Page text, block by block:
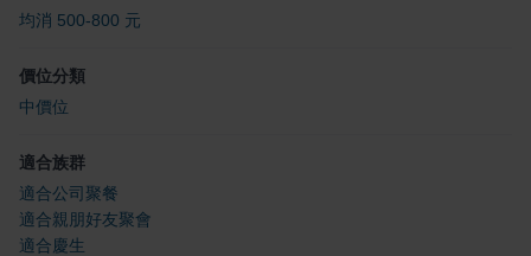
均消 500-800 元
價位分類
中價位
適合族群
適合公司聚餐
適合親朋好友聚會
適合慶生